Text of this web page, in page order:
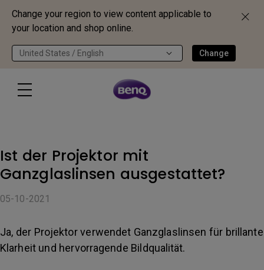
Change your region to view content applicable to
your location and shop online.
United States / English Change
Ist der Projektor mit
Ganzglaslinsen ausgestattet?
05-10-2021
Ja, der Projektor verwendet Ganzglaslinsen für brillante
Klarheit und hervorragende Bildqualität.